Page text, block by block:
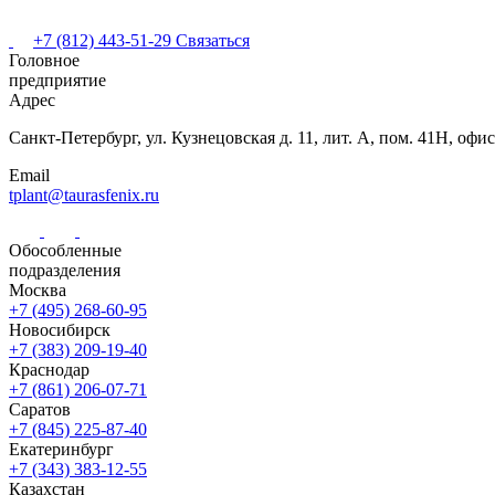
+7 (812) 443-51-29 Связаться
Головное
предприятие
Адрес
Санкт-Петербург, ул. Кузнецовская д. 11, лит. А, пом. 41Н,
Email
tplant@taurasfenix.ru
Обособленные
подразделения
Москва
+7 (495) 268-60-95
Новосибирск
+7 (383) 209-19-40
Краснодар
+7 (861) 206-07-71
Саратов
+7 (845) 225-87-40
Екатеринбург
+7 (343) 383-12-55
Казахстан